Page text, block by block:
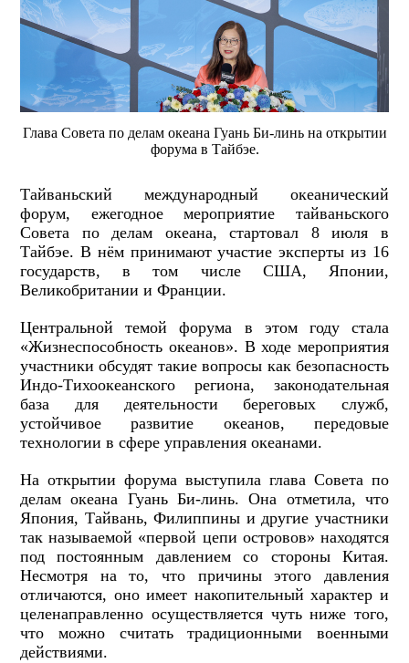
Глава Совета по делам океана Гуань Би-линь на открытии
форума в Тайбэе.
Тайваньский международный океанический
форум, ежегодное мероприятие тайваньского
Совета по делам океана, стартовал 8 июля в
Тайбэе. В нём принимают участие эксперты из 16
государств, в том числе США, Японии,
Великобритании и Франции.
Центральной темой форума в этом году стала
«Жизнеспособность океанов». В ходе мероприятия
участники обсудят такие вопросы как безопасность
Индо-Тихоокеанского региона, законодательная
база для деятельности береговых служб,
устойчивое развитие океанов, передовые
технологии в сфере управления океанами.
На открытии форума выступила глава Совета по
делам океана Гуань Би-линь. Она отметила, что
Япония, Тайвань, Филиппины и другие участники
так называемой «первой цепи островов» находятся
под постоянным давлением со стороны Китая.
Несмотря на то, что причины этого давления
отличаются, оно имеет накопительный характер и
целенаправленно осуществляется чуть ниже того,
что можно считать традиционными военными
действиями.